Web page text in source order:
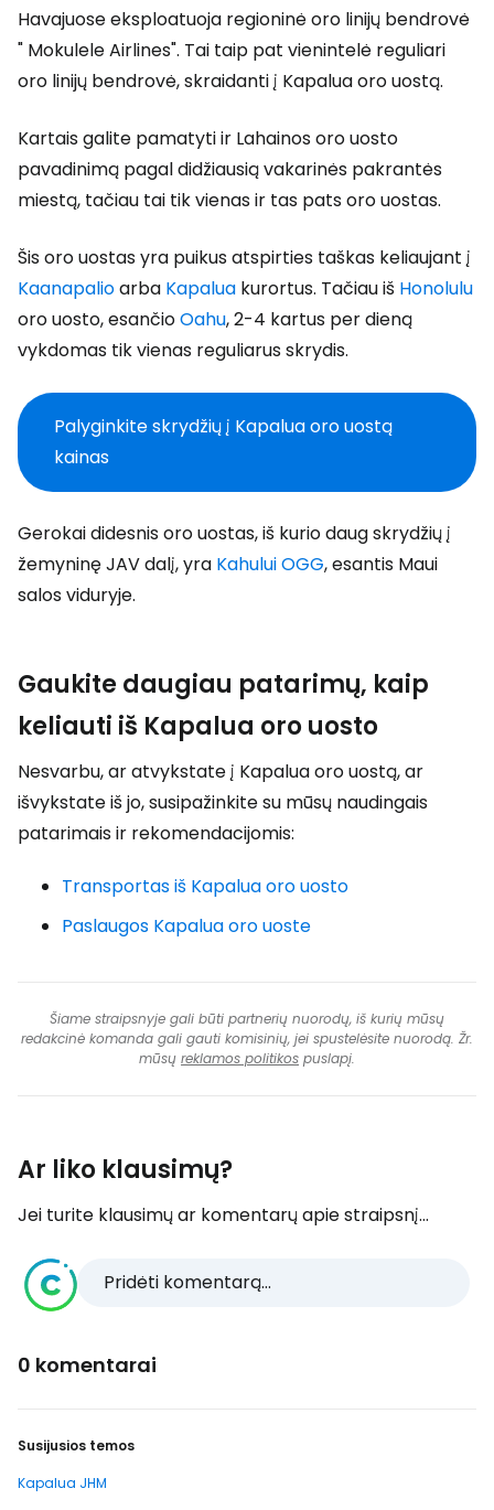
Havajuose eksploatuoja regioninė oro linijų bendrovė
" Mokulele Airlines". Tai taip pat vienintelė reguliari
oro linijų bendrovė, skraidanti į Kapalua oro uostą.
Kartais galite pamatyti ir Lahainos oro uosto
pavadinimą pagal didžiausią vakarinės pakrantės
miestą, tačiau tai tik vienas ir tas pats oro uostas.
Šis oro uostas yra puikus atspirties taškas keliaujant į
Kaanapalioarba Kapalua kurortus. Tačiau iš Honolulu
oro uosto, esančioOahu, 2-4 kartus per dieną
vykdomas tik vienas reguliarus skrydis.
Palyginkite skrydžių į Kapalua oro uostą
kainas
Gerokai didesnis oro uostas, iš kurio daug skrydžių į
žemyninę JAV dalį, yra Kahului OGG, esantis Maui
salos viduryje.
Gaukite daugiau patarimų, kaip
keliauti iš Kapalua oro uosto
Nesvarbu, ar atvykstate į Kapalua oro uostą, ar
išvykstate iš jo, susipažinkite su mūsų naudingais
patarimais ir rekomendacijomis:
Transportas iš Kapalua oro uosto
Paslaugos Kapalua oro uoste
Šiame straipsnyje gali būti partnerių nuorodų, iš kurių mūsų
redakcinė komanda gali gauti komisinių, jei spustelėsite nuorodą. Žr.
mūsų reklamos politikos puslapį.
Ar liko klausimų?
Jei turite klausimų ar komentarų apie straipsnį...
Pridėti komentarą...
0 komentarai
Susijusios temos
Kapalua JHM